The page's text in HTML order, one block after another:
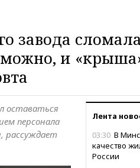
завода
и
Лента
03:30 В
качество
России
оставаться
персонала
рассуждает